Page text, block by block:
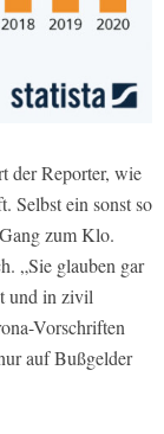
der Reporter, wie
Selbst ein sonst so
zum Klo.
„Sie glauben gar
und in zivil
Vorschriften
auf Bußgelder